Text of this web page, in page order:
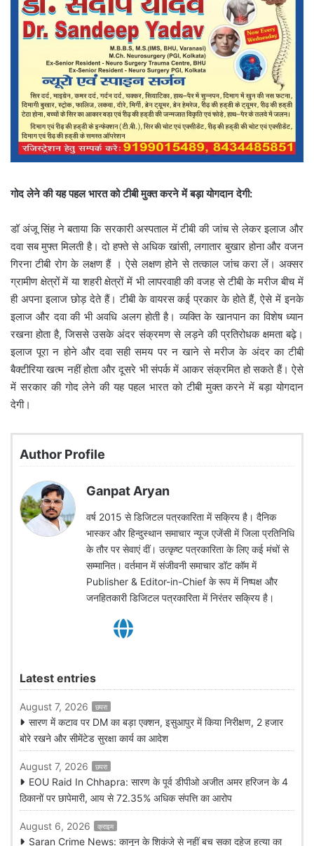
गोद लेने की यह पहल भारत को टीबी मुक्त करने में बड़ा योगदान देगी:
डॉ अंजू सिंह ने बताया कि सरकारी अस्पताल में टीबी की जांच से लेकर इलाज और
दवा सब मुफ्त मिलती है। दो हफ्ते से अधिक खांसी, लगातार बुखार होना और वजन
गिरना टीबी रोग के लक्षण हैं । ऐसे लक्षण होने से तत्काल जांच करा लें। अक्सर
ग्रामीण क्षेत्रों में या शहरी क्षेत्रों में भी लापरवाही की वजह से टीबी के मरीज बीच में
ही अपना इलाज छोड़ देते हैं। टीबी के वायरस कई प्रकार के होते हैं, ऐसे में इनके
इलाज और दवा की भी अवधि अलग होती है। व्यक्ति के खानपान का विशेष ध्यान
रखना होता है, जिससे उसके अंदर संक्रमण से लड़ने की प्रतिरोधक क्षमता बढ़े।
इलाज पूरा न होने और दवा सही समय पर न खाने से मरीज के अंदर का टीबी
बैक्टीरिया खत्म नहीं होता और दूसरे भी संपर्क में आकर संक्रमित हो सकते हैं। ऐसे
में सरकार की गोद लेने की यह पहल भारत को टीबी मुक्त करने में बड़ा योगदान
देगी।
Author Profile
Ganpat Aryan
वर्ष 2015 से डिजिटल पत्रकारिता में सक्रिय है। दैनिक
भास्कर और हिन्दुस्थान समाचार न्यूज एजेंसी में जिला प्रतिनिधि
के तौर पर सेवाएं दीं। उत्कृष्ट पत्रकारिता के लिए कई मंचों से
सम्मानित। वर्तमान में संजीवनी समाचार डॉट कॉम में
Publisher & Editor-in-Chief के रूप में निष्पक्ष और
जनहितकारी डिजिटल पत्रकारिता में निरंतर सक्रिय है।
Latest entries
August 7, 2026 छपरा
सारण में कटाव पर DM का बड़ा एक्शन, इसुआपुर में किया निरीक्षण, 2 हजार
बोरे रखने और सीमेंटेड सुरक्षा कार्य का आदेश
August 7, 2026 छपरा
EOU Raid In Chhapra: सारण के पूर्व डीपीओ अजीत अमर हरिजन के 4
ठिकानों पर छापेमारी, आय से 72.35% अधिक संपत्ति का आरोप
August 6, 2026 क्राइम
Saran Crime News: कानून के शिकंजे से नहीं बच सका दहेज हत्या का